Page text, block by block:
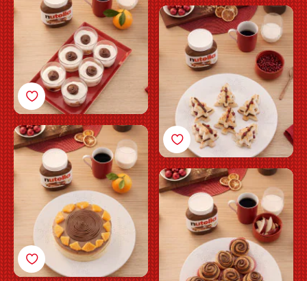
Mini-butterdejsjuletræ
med Nutella®
Glutenfri
juleappelsinkage med
Nutella®
Julekanelsnegle med
Nutella®